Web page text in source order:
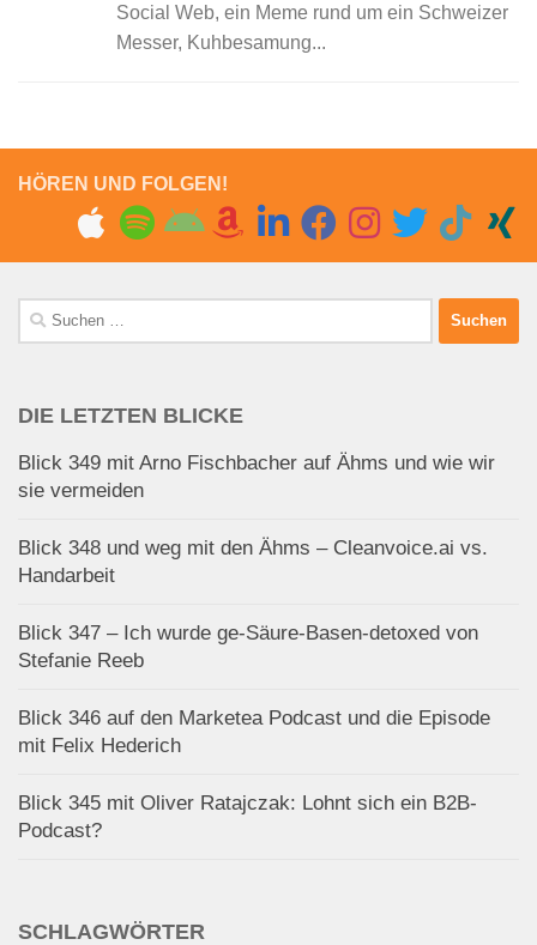
Social Web, ein Meme rund um ein Schweizer
Messer, Kuhbesamung...
HÖREN UND FOLGEN!
Suchen
nach:
DIE LETZTEN BLICKE
Blick 349 mit Arno Fischbacher auf Ähms und wie wir
sie vermeiden
Blick 348 und weg mit den Ähms – Cleanvoice.ai vs.
Handarbeit
Blick 347 – Ich wurde ge-Säure-Basen-detoxed von
Stefanie Reeb
Blick 346 auf den Marketea Podcast und die Episode
mit Felix Hederich
Blick 345 mit Oliver Ratajczak: Lohnt sich ein B2B-
Podcast?
SCHLAGWÖRTER